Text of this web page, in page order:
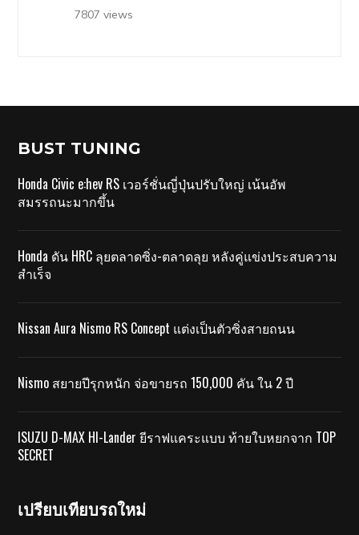
7807 views
BUST TUNING
Honda Civic e:hev RS เวอร์ชั่นญี่ปุ่นปรับใหญ่ เน้นอัพ
สมรรถนะมากขึ้น
Honda ดัน HRC ลุยตลาดซิ่ง-ตลาดลุย หลังคู่แข่งประสบความ
สำเร็จ
Nissan Aura Nismo RS Concept แต่งเป็นตัวซิ่งสายถนน
Nismo สยายปีรุกหนัก จ่อขายรถ 150,000 คัน ใน 2 ปี
ISUZU D-MAX HI-Lander ยีราฟแคระแบบ ท้ายใบหยกจาก TOP
SECRET
เปรียบเทียบรถใหม่